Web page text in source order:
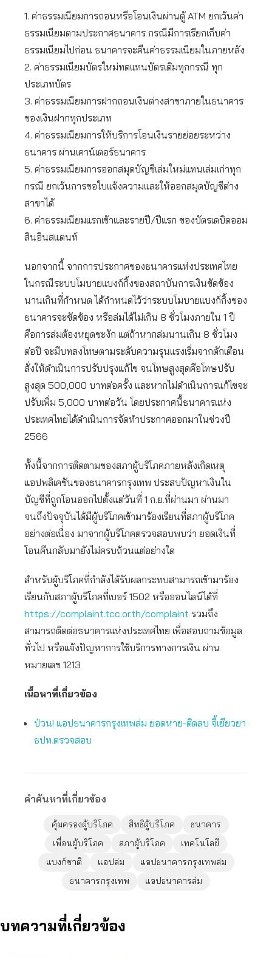
1. ค่าธรรมเนียมการถอนหรือโอนเงินผ่านตู้ ATM ยกเว้นค่า
ธรรมเนียมตามประกาศธนาคาร กรณีมีการเรียกเก็บค่า
ธรรมเนียมไปก่อน ธนาคารจะคืนค่าธรรมเนียมในภายหลัง
2. ค่าธรรมเนียมบัตรใหม่ทดแทนบัตรเดิมทุกกรณี ทุก
ประเภทบัตร
3. ค่าธรรมเนียมการฝากถอนเงินต่างสาขาภายในธนาคาร
ของเงินฝากทุกประเภท
4. ค่าธรรมเนียมการให้บริการโอนเงินรายย่อยระหว่าง
ธนาคาร ผ่านเคาน์เตอร์ธนาคาร
5. ค่าธรรมเนียมการออกสมุดบัญชีเล่มใหม่แทนเล่มเก่าทุก
กรณี ยกเว้นการขอใบแจ้งความและให้ออกสมุดบัญชีต่าง
สาขาได้
6. ค่าธรรมเนียมแรกเข้าและรายปี/ปีแรก ของบัตรเดบิตออม
สินอินสแตนท์
นอกจากนี้ จากการประกาศของธนาคารแห่งประเทศไทย
ในกรณีระบบโมบายแบงก์กิ้งของสถาบันการเงินขัดข้อง
นานเกินที่กำหนด ได้กำหนดไว้ว่าระบบโมบายแบงก์กิ้งของ
ธนาคารจะขัดข้อง หรือล่มได้ไม่เกิน 8 ชั่วโมงภายใน 1 ปี
คือการล่มต้องหยุดชะงัก แต่ถ้าหากล่มนานเกิน 8 ชั่วโมง
ต่อปี จะมีบทลงโทษตามระดับความรุนแรงเริ่มจากตักเตือน
สั่งให้ดำเนินการปรับปรุงแก้ไข จนโทษสูงสุดคือโทษปรับ
สูงสุด 500,000 บาทต่อครั้ง และหากไม่ดำเนินการแก้ไขจะ
ปรับเพิ่ม 5,000 บาทต่อวัน โดยประกาศนี้ธนาคารแห่ง
ประเทศไทยได้ดำเนินการจัดทำประกาศออกมาในช่วงปี
2566
ทั้งนี้จากการติดตามของสภาผู้บริโภคภายหลังเกิดเหตุ
แอปพลิเคชันของธนาคารกรุงเทพ ประสบปัญหาเงินใน
บัญชีที่ถูกโอนออกไปตั้งแต่วันที่ 1 ก.ย.ที่ผ่านมา ผ่านมา
จนถึงปัจจุบันได้มีผู้บริโภคเข้ามาร้องเรียนที่สภาผู้บริโภค
อย่างต่อเนื่อง มาจากผู้บริโภคตรวจสอบพบว่า ยอดเงินที่
โอนคืนกลับมายังไม่ครบถ้วนแต่อย่างใด
สำหรับผู้บริโภคที่กำลังได้รับผลกระทบสามารถเข้ามาร้อง
เรียนกับสภาผู้บริโภคที่เบอร์ 1502 หรือออนไลน์ได้ที่
https://complaint.tcc.or.th/complaint รวมถึง
สามารถติดต่อธนาคารแห่งประเทศไทย เพื่อสอบถามข้อมูล
ทั่วไป หรือแจ้งปัญหาการใช้บริการทางการเงิน ผ่าน
หมายเลข 1213
เนื้อหาที่เกี่ยวข้อง
ป่วน! แอปธนาคารกรุงเทพล่ม ยอดหาย-ติดลบ จี้เยียวยา
ธปท.ตรวจสอบ
คำค้นหาที่เกี่ยวข้อง
คุ้มครองผู้บริโภค สิทธิผู้บริโภค
ธนาคาร
เพื่อนผู้บริโภค
สภาผู้บริโภค
เทคโนโลยี
แบงก์ชาติ
แอปล่ม
แอปธนาคารกรุงเทพล่ม
ธนาคารกรุงเทพ
แอปธนาคารล่ม
บทความที่เกี่ยวข้อง